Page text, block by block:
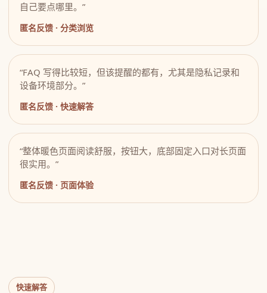
自己要点哪里。”
匿名反馈 · 分类浏览
“FAQ 写得比较短，但该提醒的都有，尤其是隐私记录和
设备环境部分。”
匿名反馈 · 快速解答
“整体暖色页面阅读舒服，按钮大，底部固定入口对长页面
很实用。”
匿名反馈 · 页面体验
快速解答